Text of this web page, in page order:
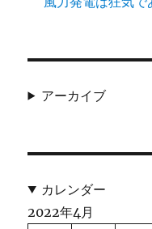
アーカイブ
カレンダー
2022年4月